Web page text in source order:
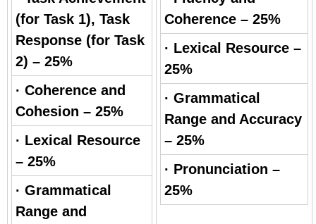
(for Task 1), Task
Response (for Task
2) – 25%
· Coherence and
Cohesion – 25%
· Lexical Resource
– 25%
· Grammatical
Range and
Coherence – 25%
· Lexical Resource –
25%
· Grammatical
Range and Accuracy
– 25%
· Pronunciation –
25%